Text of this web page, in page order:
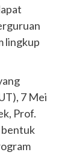
lingkup
7 Mei
Prof.
bentuk